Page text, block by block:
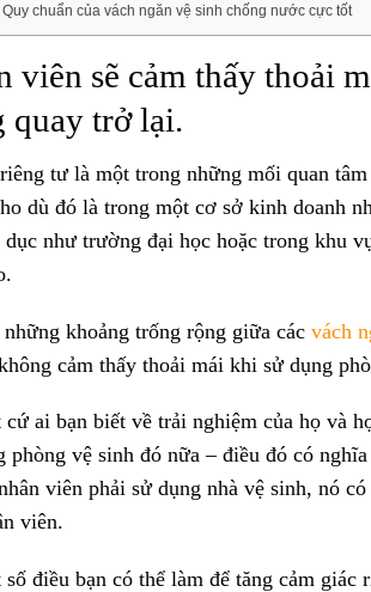
Quy chuẩn của vách ngăn vệ sinh chống nước cực tốt
viên sẽ cảm thấy thoải
quay trở lại.
tư là một trong những mối quan
dù đó là trong một cơ sở kinh doanh
dục như trường đại học hoặc trong khu
khoảng trống rộng giữa các vách
cảm thấy thoải mái khi sử dụng
ai bạn biết về trải nghiệm của họ và
phòng vệ sinh đó nữa – điều đó có
viên phải sử dụng nhà vệ sinh, nó
viên.
số điều bạn có thể làm để tăng cảm